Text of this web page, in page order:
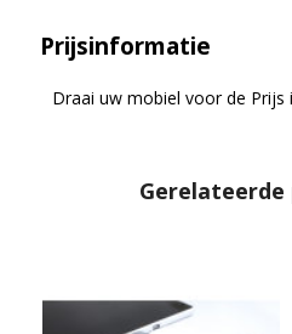
Prijsinformatie
Draai uw mobiel voor de Prijs